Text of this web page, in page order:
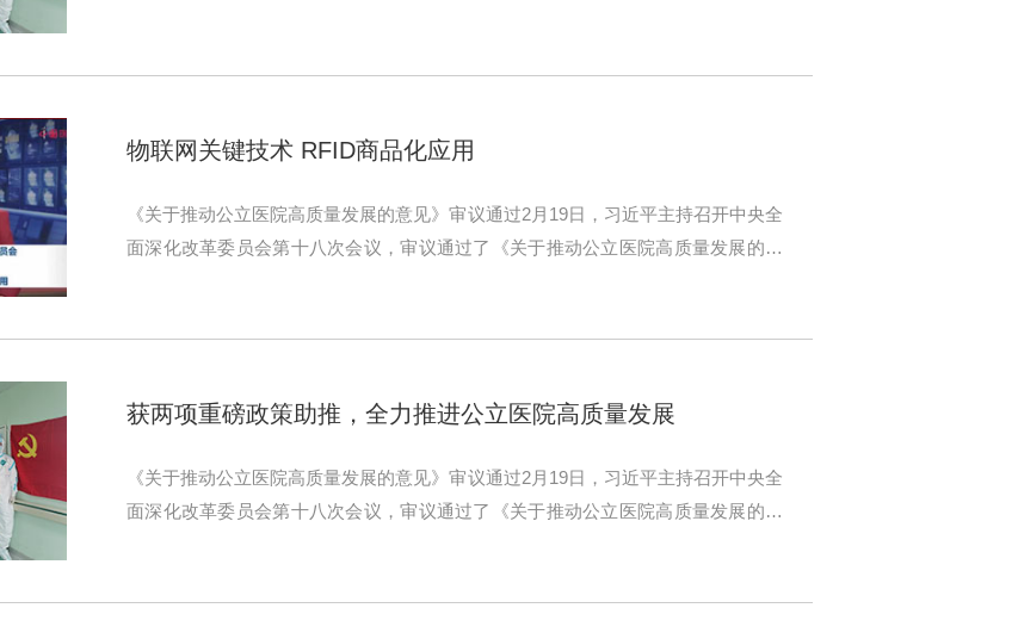
物联网关键技术 RFID商品化应用
《关于推动公立医院高质量发展的意见》审议通过2月19日，习近平主持召开中央全
面深化改革委员会第十八次会议，审议通过了《关于推动公立医院高质量发展的意
获两项重磅政策助推，全力推进公立医院高质量发展
《关于推动公立医院高质量发展的意见》审议通过2月19日，习近平主持召开中央全
面深化改革委员会第十八次会议，审议通过了《关于推动公立医院高质量发展的意